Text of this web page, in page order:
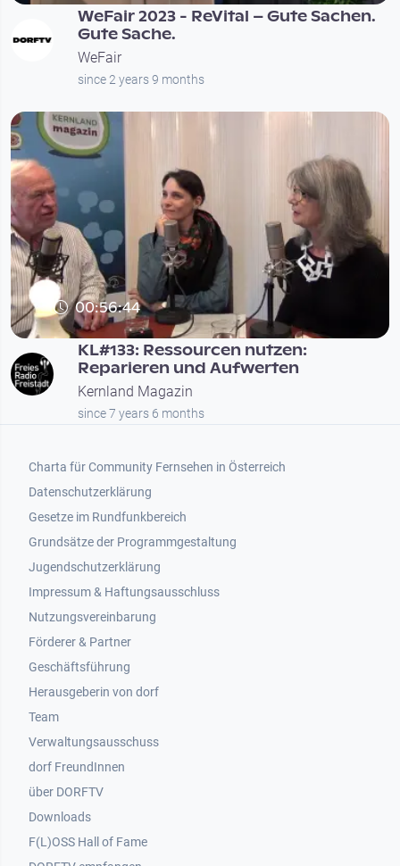
WeFair 2023 - ReVital – Gute Sachen.
Gute Sache.
WeFair
since 2 years 9 months
00:56:44
KL#133: Ressourcen nutzen:
Reparieren und Aufwerten
Kernland Magazin
since 7 years 6 months
Footer 1
Charta für Community Fernsehen in Österreich
Datenschutzerklärung
Gesetze im Rundfunkbereich
Grundsätze der Programmgestaltung
Jugendschutzerklärung
Impressum & Haftungsausschluss
Nutzungsvereinbarung
Footer 2
Förderer & Partner
Geschäftsführung
Herausgeberin von dorf
Team
Verwaltungsausschuss
dorf FreundInnen
Footer 3
über DORFTV
Downloads
F(L)OSS Hall of Fame